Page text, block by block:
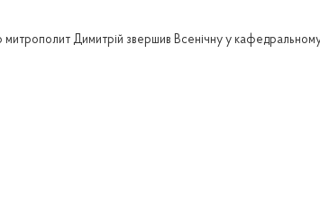
митрополит Димитрій звершив Всенічну у